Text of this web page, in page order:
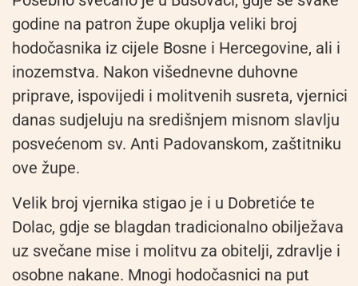
godine na patron župe okuplja veliki broj
hodočasnika iz cijele Bosne i Hercegovine, ali i
inozemstva. Nakon višednevne duhovne
priprave, ispovijedi i molitvenih susreta, vjernici
danas sudjeluju na središnjem misnom slavlju
posvećenom sv. Anti Padovanskom, zaštitniku
ove župe.
Velik broj vjernika stigao je i u Dobretiće te
Dolac, gdje se blagdan tradicionalno obilježava
uz svečane mise i molitvu za obitelji, zdravlje i
osobne nakane. Mnogi hodočasnici na put